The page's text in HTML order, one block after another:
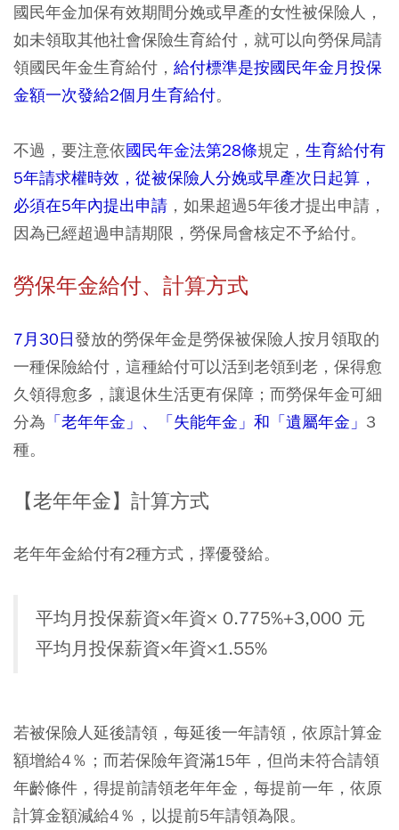
國民年金加保有效期間分娩或早產的女性被保險人，
如未領取其他社會保險生育給付，就可以向勞保局請
領國民年金生育給付， 給付標準是按國民年金月投保
金額一次發給2個月生育給付。
不過，要注意依國民年金法第28條規定， 生育給付有
5年請求權時效，從被保險人分娩或早產次日起算，
必須在5年內提出申請 ，如果超過5年後才提出申請，
因為已經超過申請期限，勞保局會核定不予給付。
勞保年金給付、計算方式
7月30日發放的勞保年金是勞保被保險人按月領取的
一種保險給付，這種給付可以活到老領到老，保得愈
久領得愈多，讓退休生活更有保障；而勞保年金可細
分為 「老年年金」、「失能年金」和「遺屬年金」 3
種。
【老年年金】計算方式
老年年金給付有2種方式，擇優發給。
平均月投保薪資×年資× 0.775%+3,000 元
平均月投保薪資×年資×1.55%
若被保險人延後請領，每延後一年請領，依原計算金
額增給4％；而若保險年資滿15年，但尚未符合請領
年齡條件，得提前請領老年年金，每提前一年，依原
計算金額減給4％，以提前5年請領為限。